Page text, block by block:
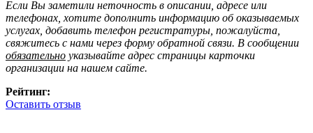
Если Вы заметили неточность в описании, адресе или
телефонах, хотите дополнить информацию об оказываемых
услугах, добавить телефон регистратуры, пожалуйста,
свяжитесь с нами через форму обратной связи. В сообщении
обязательно указывайте адрес страницы карточки
организации на нашем сайте.
Рейтинг:
Оставить отзыв